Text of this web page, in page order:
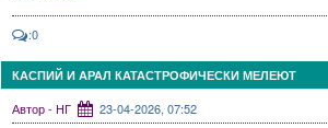
:0
КАСПИЙ И АРАЛ КАТАСТРОФИЧЕСКИ МЕЛЕЮТ
Автор - НГ 23-04-2026, 07:52